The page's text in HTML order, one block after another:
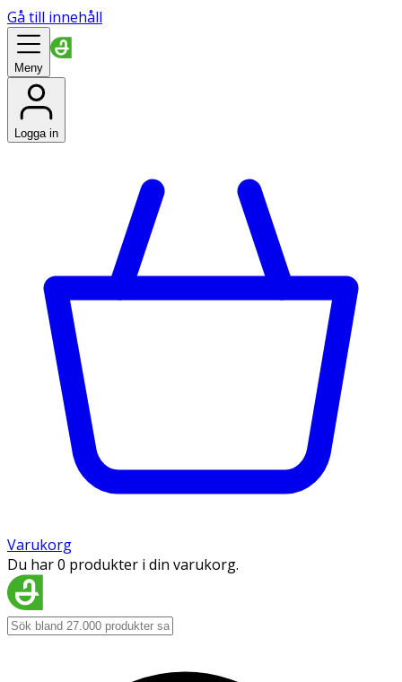
Gå till innehåll
Meny
Logga in
Varukorg
Du har 0 produkter i din varukorg.